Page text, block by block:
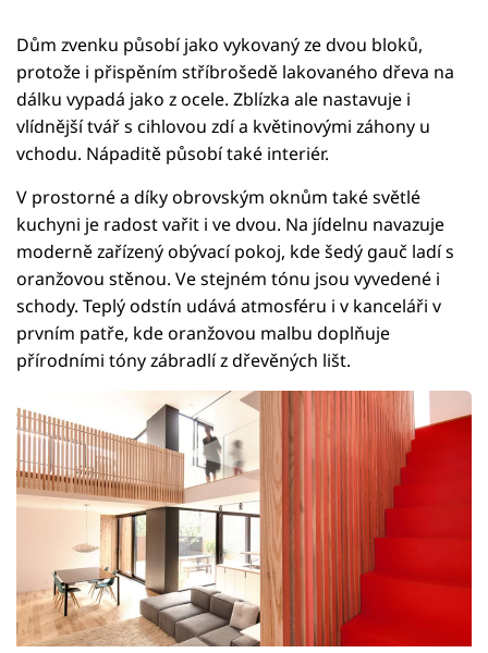
Dům zvenku působí jako vykovaný ze dvou bloků,
protože i přispěním stříbrošedě lakovaného dřeva na
dálku vypadá jako z ocele. Zblízka ale nastavuje i
vlídnější tvář s cihlovou zdí a květinovými záhony u
vchodu. Nápaditě působí také interiér.
V prostorné a díky obrovským oknům také světlé
kuchyni je radost vařit i ve dvou. Na jídelnu navazuje
moderně zařízený obývací pokoj, kde šedý gauč ladí s
oranžovou stěnou. Ve stejném tónu jsou vyvedené i
schody. Teplý odstín udává atmosféru i v kanceláři v
prvním patře, kde oranžovou malbu doplňuje
přírodními tóny zábradlí z dřevěných lišt.